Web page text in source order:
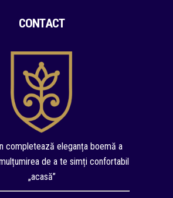
CONTACT
completează eleganța boemă a
de a te simți confortabil
„acasă”